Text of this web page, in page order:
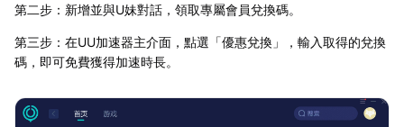
第二步：新增並與U妹對話，領取專屬會員兌換碼。
第三步：在UU加速器主介面，點選「優惠兌換」，輸入取得的兌換
碼，即可免費獲得加速時長。